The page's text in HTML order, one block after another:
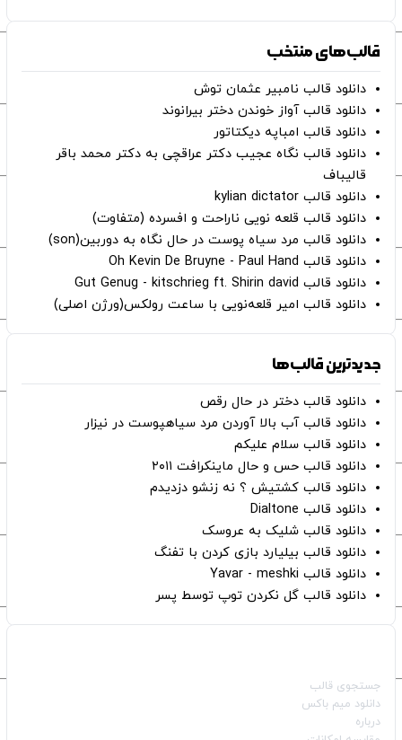
قالب‌های منتخب
دانلود قالب نامبیر عثمان ‌توش
دانلود قالب آواز خوندن دختر بیرانوند
دانلود قالب امباپه دیکتاتور
دانلود قالب نگاه عجیب دکتر عراقچی به دکتر محمد باقر
قالیباف
دانلود قالب kylian dictator
دانلود قالب قلعه نویی ناراحت و افسرده (متفاوت)
دانلود قالب مرد سیاه پوست در حال نگاه به دوربین(son)
دانلود قالب Oh Kevin De Bruyne - Paul Hand
دانلود قالب Gut Genug - kitschrieg ft. Shirin david
دانلود قالب امیر قلعه‌نویی با ساعت رولکس(ورژن اصلی)
جدیدترین قالب‌ها
دانلود قالب دختر در حال رقص
دانلود قالب آب بالا آوردن مرد سیاهپوست در نیزار
دانلود قالب سلام علیکم
دانلود قالب حس و حال ماینکرافت ۲۰۱۱
دانلود قالب کشتیش ؟ نه زنشو دزدیدم
دانلود قالب Dialtone
دانلود قالب شلیک به عروسک
دانلود قالب بیلیارد بازی کردن با تفنگ
دانلود قالب Yavar - meshki
دانلود قالب گل نکردن توپ توسط پسر
جستجوی قالب
دانلود میم باکس
درباره